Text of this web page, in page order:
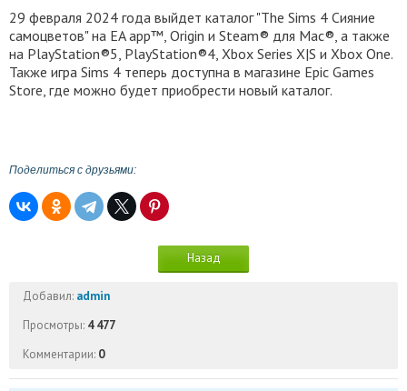
29 февраля 2024 года выйдет каталог "The Sims 4 Сияние
самоцветов" на EA app™, Origin и Steam® для Mac®, а также
на PlayStation®5, PlayStation®4, Xbox Series X|S и Xbox One.
Также игра Sims 4 теперь доступна в магазине Epic Games
Store, где можно будет приобрести новый каталог.
Поделиться с друзьями:
Назад
Добавил: admin
Просмотры: 4 477
Комментарии: 0